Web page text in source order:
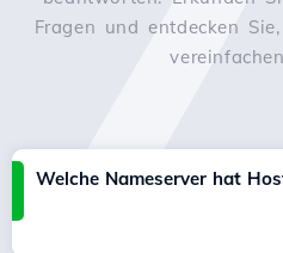
Fragen und entdecken
Welche Nameserver hat